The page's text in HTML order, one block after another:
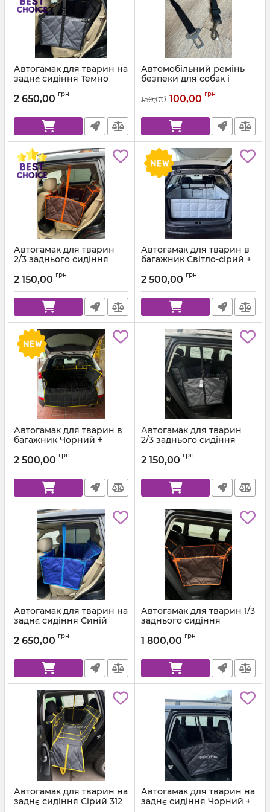
Автогамак для тварин на
заднє сидіння Темно
2 650,00 грн
Автомобільний ремінь
безпеки для собак і
повідець в пасок в авто
150,00 100,00 грн
Автогамак для тварин
2/3 заднього сидіння
Помаранчева стропа
2 150,00 грн
Автогамак для тварин в
багажник Світло-сірий +
2 500,00 грн
Автогамак для тварин в
багажник Чорний +
2 500,00 грн
Автогамак для тварин
2/3 заднього сидіння
стропа
2 150,00 грн
Автогамак для тварин на
заднє сидіння Синій
стропа
2 650,00 грн
Автогамак для тварин 1/3
заднього сидіння
Помаранчева стропа
1 800,00 грн
Автогамак для тварин на
заднє сидіння Сірий 312
Автогамак для тварин на
заднє сидіння Чорний +